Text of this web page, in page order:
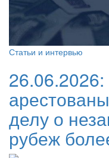
Статьи и интервью
26.06.2026:
делу о
рубеж